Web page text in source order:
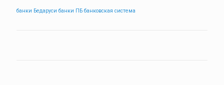
банки Бедаруси банки ПБ банковская система